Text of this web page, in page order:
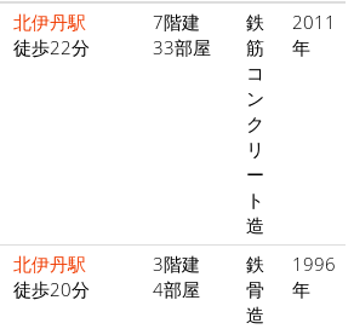
北伊丹駅
徒歩22分
7階建
33部屋
鉄
筋
コ
ン
ク
リ
ー
ト
造
2011
年
北伊丹駅
徒歩20分
3階建
4部屋
鉄
骨
造
1996
年